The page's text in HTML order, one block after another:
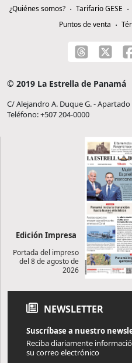
¿Quiénes somos? Tarifario GESE
Puntos de venta
© 2019 La Estrella de Panamá
C/ Alejandro A. Duque G. - Apartado
Teléfono: +507 204-0000
Edición Impresa
Portada del impreso
del 8 de agosto de
2026
NEWSLETTER
Suscríbase a nuestro
Reciba diariamente
su correo electrónico